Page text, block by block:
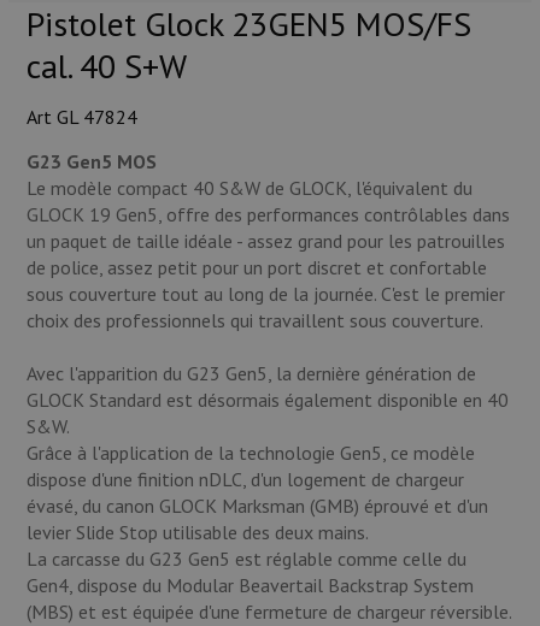
Pistolet Glock 23GEN5 MOS/FS
cal. 40 S+W
Art GL 47824
G23 Gen5 MOS
Le modèle compact 40 S&W de GLOCK, l'équivalent du
GLOCK 19 Gen5, offre des performances contrôlables dans
un paquet de taille idéale - assez grand pour les patrouilles
de police, assez petit pour un port discret et confortable
sous couverture tout au long de la journée. C'est le premier
choix des professionnels qui travaillent sous couverture.
Avec l'apparition du G23 Gen5, la dernière génération de
GLOCK Standard est désormais également disponible en 40
S&W.
Grâce à l'application de la technologie Gen5, ce modèle
dispose d'une finition nDLC, d'un logement de chargeur
évasé, du canon GLOCK Marksman (GMB) éprouvé et d'un
levier Slide Stop utilisable des deux mains.
La carcasse du G23 Gen5 est réglable comme celle du
Gen4, dispose du Modular Beavertail Backstrap System
(MBS) et est équipée d'une fermeture de chargeur réversible.